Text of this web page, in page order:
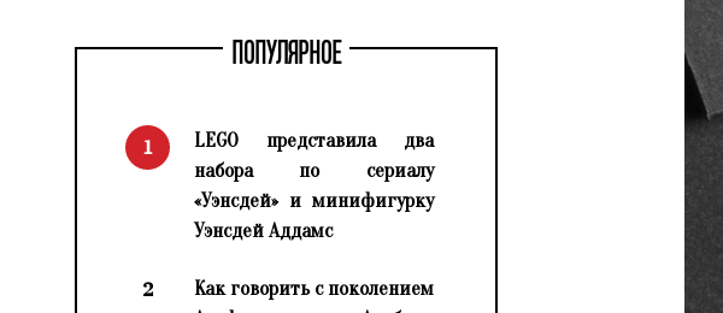
ПОПУЛЯРНОЕ
1
LEGO представила два
набора по сериалу
«Уэнсдей» и минифигурку
Уэнсдей Аддамс
2
Как говорить с поколением